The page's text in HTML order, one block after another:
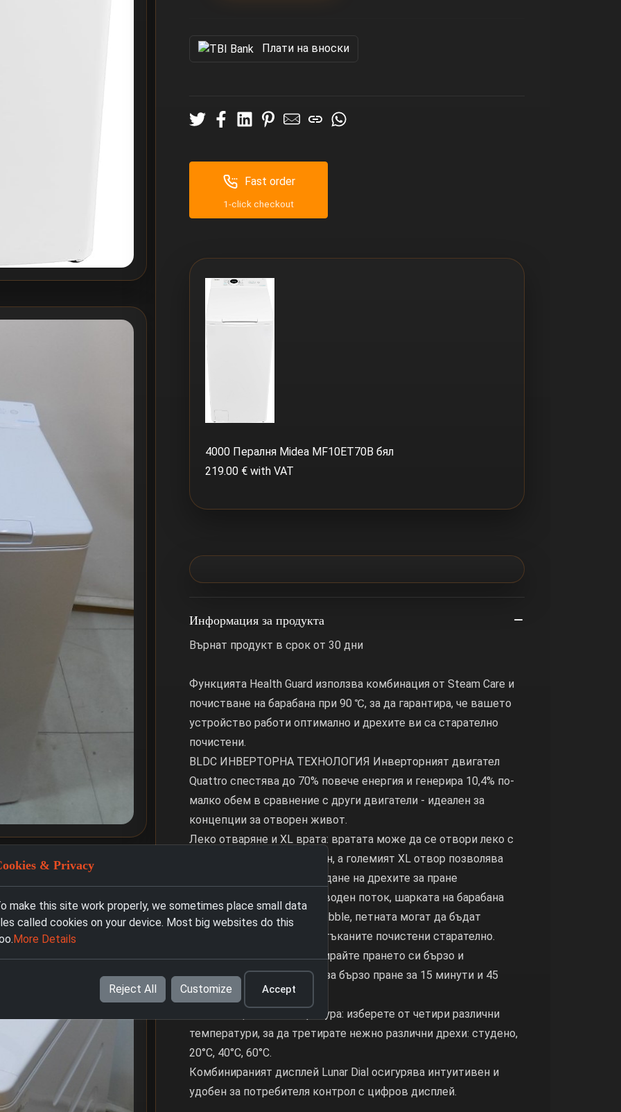
Πлати на вноски
Fast order
1-click checkout
4000 Пералня Midea MF10ET70B бял
219.00 € with VAT
Информация за продукта
Върнат продукт в срок от 30 дни
Функцията Health Guard използва комбинация от Steam Care и
почистване на барабана при 90 ℃, за да гарантира, че вашето
устройство работи оптимално и дрехите ви са старателно
почистени.
BLDC ИНВЕРТОРНА ТЕХНОЛОГИЯ Инверторният двигател
Quattro спестява до 70% повече енергия и генерира 10,4% по-
малко обем в сравнение с други двигатели - идеален за
концепции за отворен живот.
Леко отваряне и XL врата: вратата може да се отвори леко с
натискането на един бутон, а големият XL отвор позволява
лесно зареждане и изваждане на дрехите за пране
Благодарение на мощния воден поток, шарката на барабана
Water Cube и пулсатора Pebble, петната могат да бъдат
ефективно отстранени и тъканите почистени старателно.
15' и 45' Бързо пране: Изпирайте прането си бързо и
старателно с програмите за бързо пране за 15 минути и 45
минути.
Много опции за температура: изберете от четири различни
температури, за да третирате нежно различни дрехи: студено,
20°C, 40°C, 60°C.
Комбинираният дисплей Lunar Dial осигурява интуитивен и
удобен за потребителя контрол с цифров дисплей.
& Privacy
make this site work properly, we sometimes place small data
called cookies on your device. Most big websites do this
More Details
Reject All Customize Accept